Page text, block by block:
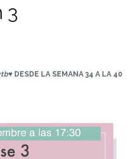
3
♥ DESDE LA SEMANA 34 A LA 40